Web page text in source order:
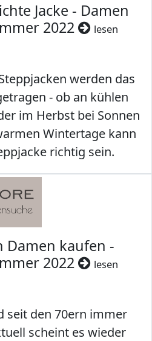
Jacke - Damen
2022
lesen
werden das
- ob an kühlen
im Herbst bei Sonnen
Wintertage kann
richtig sein.
Damen kaufen -
2022
lesen
seit den 70ern immer
scheint es wieder